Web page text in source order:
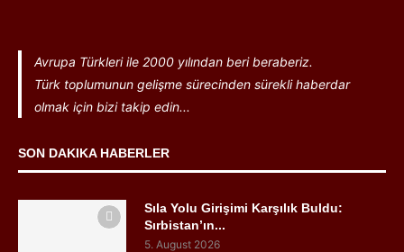
Avrupa Türkleri ile 2000 yılından beri beraberiz.
Türk toplumunun gelişme sürecinden sürekli haberdar
olmak için bizi takip edin...
SON DAKIKA HABERLER
Sıla Yolu Girişimi Karşılık Buldu:
Sırbistan’ın...
5. August 2026